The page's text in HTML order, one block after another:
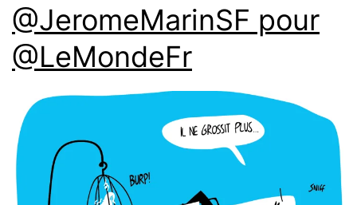
@JeromeMarinSF pour
@LeMondeFr